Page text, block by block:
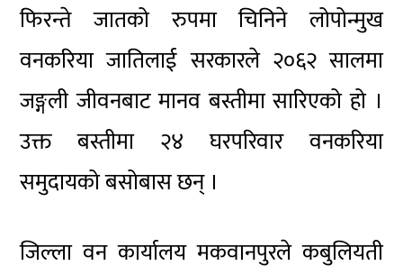
फिरन्ते जातको रुपमा चिनिने लोपोन्मुख
वनकरिया जातिलाई सरकारले २०६२ सालमा
जङ्गली जीवनबाट मानव बस्तीमा सारिएको हो ।
उक्त बस्तीमा २४ घरपरिवार वनकरिया
समुदायको बसोबास छन् ।
जिल्ला वन कार्यालय मकवानपुरले कबुलियती